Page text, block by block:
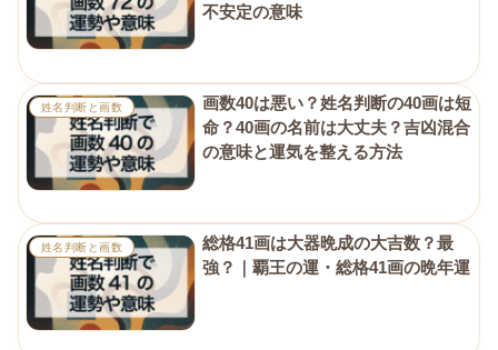
不安定の意味
姓名判断と画数
画数40は悪い？姓名判断の40画は短
命？40画の名前は大丈夫？吉凶混合
の意味と運気を整える方法
姓名判断と画数
総格41画は大器晩成の大吉数？最
強？｜覇王の運・総格41画の晩年運